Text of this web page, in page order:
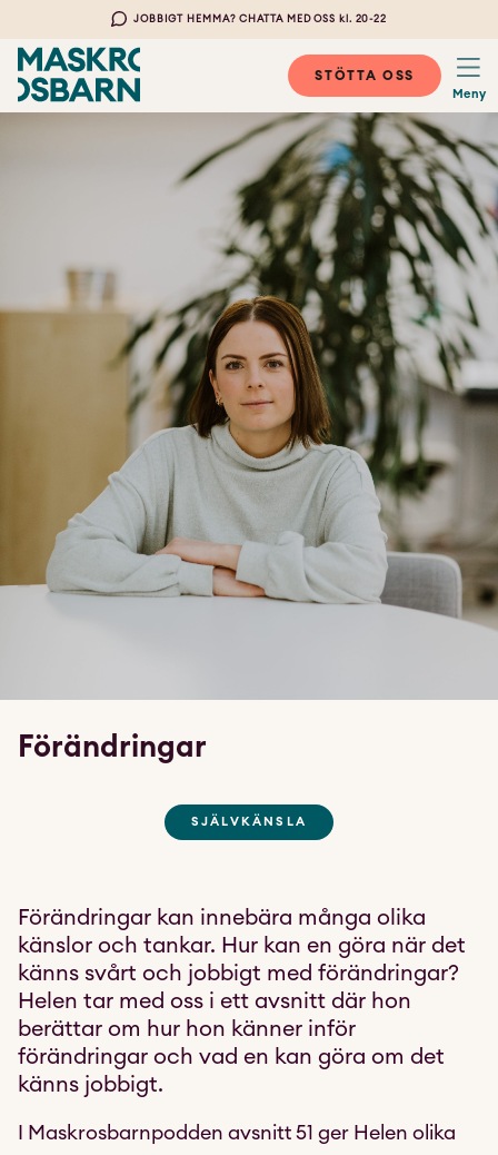
JOBBIGT HEMMA? CHATTA MED OSS kl. 20-22
STÖTTA OSS
Meny
Förändringar
SJÄLVKÄNSLA
Förändringar kan innebära många olika
känslor och tankar. Hur kan en göra när det
känns svårt och jobbigt med förändringar?
Helen tar med oss i ett avsnitt där hon
berättar om hur hon känner inför
förändringar och vad en kan göra om det
känns jobbigt.
I Maskrosbarnpodden avsnitt 51 ger Helen olika